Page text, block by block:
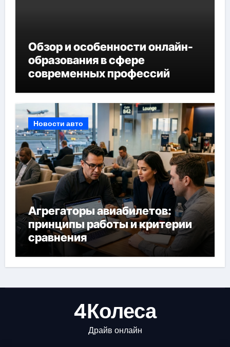
Обзор и особенности онлайн-
образования в сфере
современных профессий
Новости авто
Агрегаторы авиабилетов:
принципы работы и критерии
сравнения
4Колеса
Драйв онлайн